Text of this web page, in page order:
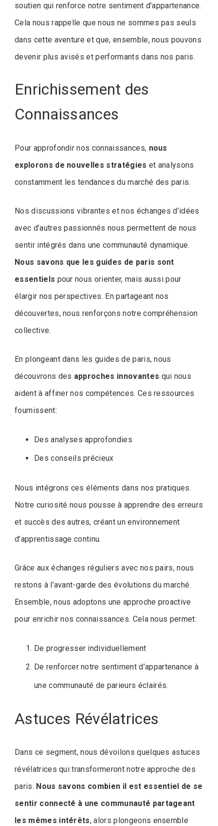
soutien qui renforce notre sentiment d’appartenance.
Cela nous rappelle que nous ne sommes pas seuls
dans cette aventure et que, ensemble, nous pouvons
devenir plus avisés et performants dans nos paris.
Enrichissement des
Connaissances
Pour approfondir nos connaissances, nous
explorons de nouvelles stratégies et analysons
constamment les tendances du marché des paris.
Nos discussions vibrantes et nos échanges d’idées
avec d’autres passionnés nous permettent de nous
sentir intégrés dans une communauté dynamique.
Nous savons que les guides de paris sont
essentiels pour nous orienter, mais aussi pour
élargir nos perspectives. En partageant nos
découvertes, nous renforçons notre compréhension
collective.
En plongeant dans les guides de paris, nous
découvrons des approches innovantes qui nous
aident à affiner nos compétences. Ces ressources
fournissent:
Des analyses approfondies
Des conseils précieux
Nous intégrons ces éléments dans nos pratiques.
Notre curiosité nous pousse à apprendre des erreurs
et succès des autres, créant un environnement
d’apprentissage continu.
Grâce aux échanges réguliers avec nos pairs, nous
restons à l’avant-garde des évolutions du marché.
Ensemble, nous adoptons une approche proactive
pour enrichir nos connaissances. Cela nous permet:
De progresser individuellement
De renforcer notre sentiment d’appartenance à
une communauté de parieurs éclairés.
Astuces Révélatrices
Dans ce segment, nous dévoilons quelques astuces
révélatrices qui transformeront notre approche des
paris. Nous savons combien il est essentiel de se
sentir connecté à une communauté partageant
les mêmes intérêts, alors plongeons ensemble